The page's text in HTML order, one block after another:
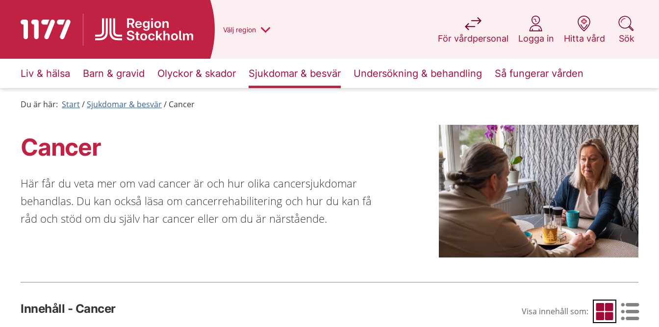
Till startsidan för 1177 Du har valt region
Välj en annan
region
För vårdpersonal
på 1177.se
Logga in
på 1177.se
Hitta vård
på 1177.se
Sök
på 1177.se
Liv & hälsa Barn & gravid Olyckor & skador Sjukdomar & besvär Undersökning & behandling Så fungerar vården
Du är här: Start Sjukdomar & besvär Cancer
Cancer
Här får du veta mer om vad cancer är och hur olika cancersjukdomar
behandlas. Du kan också läsa om cancerrehabilitering och hur du kan få
råd och stöd om du själv har cancer eller om du är närstående.
Innehåll - Cancer Visa innehåll som: Visa som rutnät
Visa som